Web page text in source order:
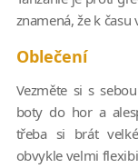
znamená, že k
Oblečení
Vezměte si s
boty do hor a
třeba si brát
obvykle velmi